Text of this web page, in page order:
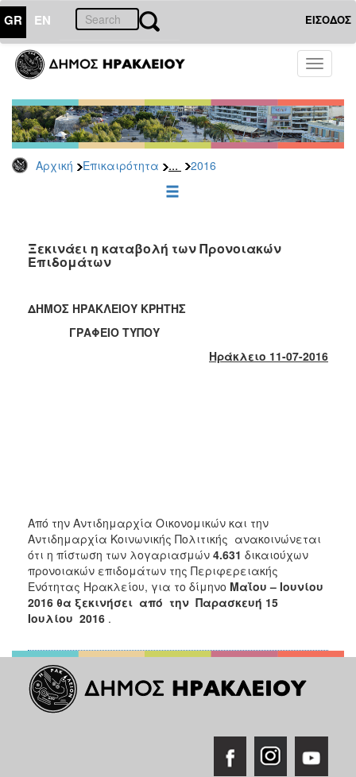
GR EN ΕΙΣΟΔΟΣ
Toggle
Αρχική Επικαιρότητα ... 2016
ΕΠΙΚΑΙΡΟΤΗΤΑ
Τύπου
Αρχείο
2026
2025
2022
2021
2019
2018
2006
ΔΗΜΟΤΗΣ
ΕΠΙΣΚΕΠΤΗΣ
ΗΡΑΚΛΕΙΟ
Ξεκινάει η καταβολή των Προνοιακών
Επιδομάτων
ΔΗΜΟΣ ΗΡΑΚΛΕΙΟΥ ΚΡΗΤΗΣ
ΓΡΑΦΕΙΟ ΤΥΠΟΥ
Ηράκλειο 11-07-2016
Από την Αντιδημαρχία Οικονομικών και την
Αντιδημαρχία Κοινωνικής Πολιτικής ανακοινώνεται
ότι η πίστωση των λογαριασμών 4.631 δικαιούχων
προνοιακών επιδομάτων της Περιφερειακής
Ενότητας Ηρακλείου, για το δίμηνο Μαΐου – Ιουνίου
2016 θα ξεκινήσει από την Παρασκευή 15
Ιουλίου 2016 .